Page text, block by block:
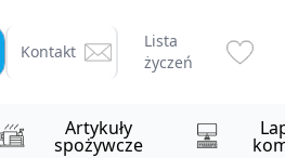
Kontakt
Lista
życzeń
Artykuły
spożywcze